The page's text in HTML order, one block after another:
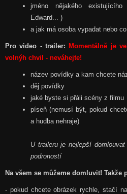
jméno nějakého
Edward... )
a jak má osoba vypadat nebo
Pro video - trailer: Momentálně je
volnýh chvil - neváhejte!
název povídky a kam chcete
děj povídky
jaké byste si přáli scény z filmu
píseň (nemusí být, pokud
a hudba nehraje)
U traileru je nejlepší
podroností
Na všem se můžeme domluvit! Takže
- pokud chcete obrázek rychle, stačí